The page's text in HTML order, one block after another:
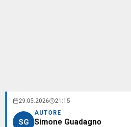
29.05.2026 21:15
SG
AUTORE
Simone Guadagno